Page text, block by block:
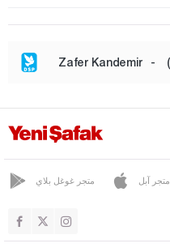
غودول
هايمان
قالاجيك
كازان
كاشي أوران
Zafer Kandemir -
متجر غوغل بلاي متجر آبل